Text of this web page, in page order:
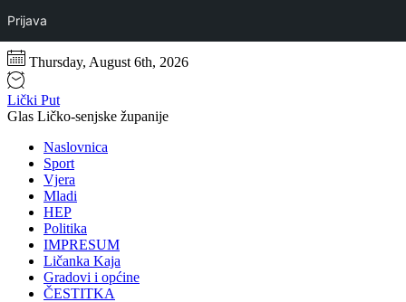
Prijava
Skip
to
the
content
Thursday, August 6th, 2026
Lički Put
Glas Ličko-senjske županije
Naslovnica
Sport
Vjera
Mladi
HEP
Politika
IMPRESUM
Ličanka Kaja
Gradovi i općine
ČESTITKA